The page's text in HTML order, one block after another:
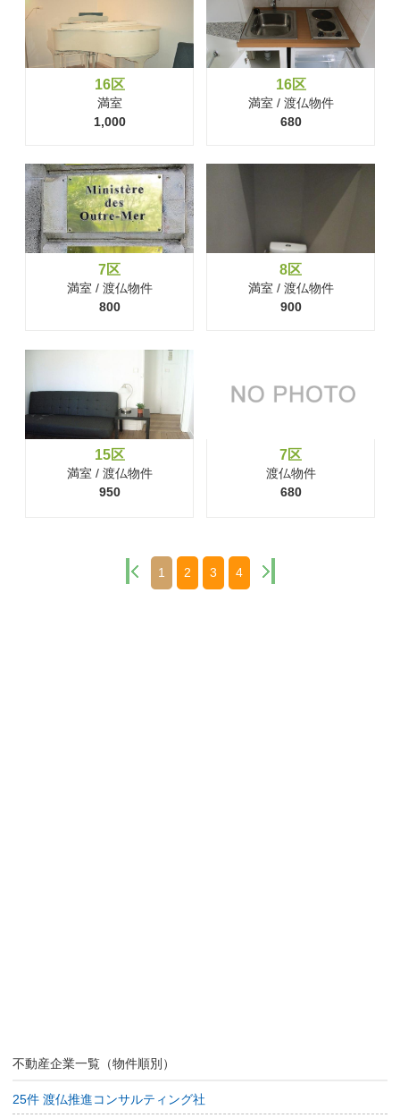
16区
満室
1,000
16区
満室 / 渡仏物件
680
7区
満室 / 渡仏物件
800
8区
満室 / 渡仏物件
900
15区
満室 / 渡仏物件
950
7区
渡仏物件
680
1 2 3 4
不動産企業一覧（物件順別）
25件 渡仏推進コンサルティング社